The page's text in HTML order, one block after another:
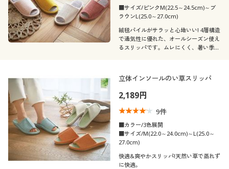
■サイズ/ピンクM(22.5～24.5cm)～ブ
ラウンL(25.0～27.0cm)
絨毯パイルがサラッと心地いい! 4層構造
で通気性に優れた、オールシーズン使え
るスリッパです。ムレにくく、暑い季節
立体インソールのい草スリッパ
2,189円
9件
■カラー/3色展開
■サイズ/M(22.0～24.0cm)～L(25.0～
27.0cm)
快適&爽やかスリッパ!天然い草で蒸れず
に快適。